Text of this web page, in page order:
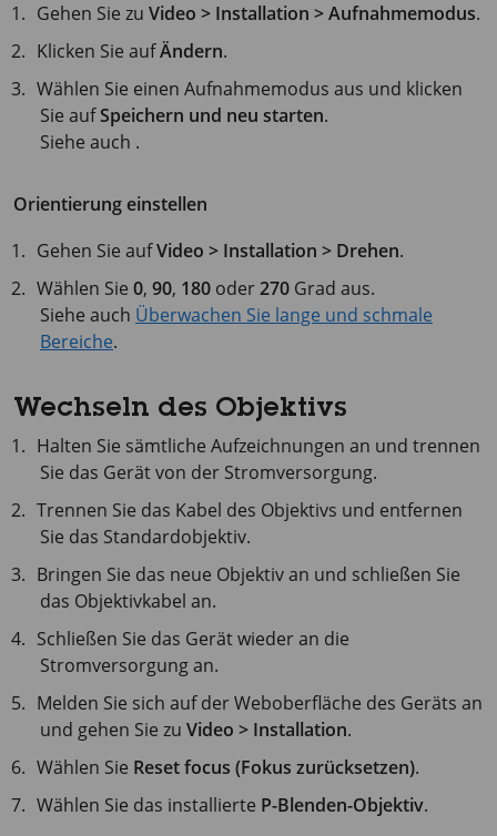
Gehen Sie zuVideo > Installation > Aufnahmemodus.
Klicken Sie aufÄndern.
Wählen Sie einen Aufnahmemodus aus und klicken
Sie aufSpeichern und neu starten.
Siehe auch .
Orientierung einstellen
Gehen Sie aufVideo > Installation > Drehen.
Wählen Sie0,90, 180 oder270 Grad aus.
Siehe auch Überwachen Sie lange und schmale
Bereiche.
Wechseln des Objektivs
Halten Sie sämtliche Aufzeichnungen an und trennen
Sie das Gerät von der Stromversorgung.
Trennen Sie das Kabel des Objektivs und entfernen
Sie das Standardobjektiv.
Bringen Sie das neue Objektiv an und schließen Sie
das Objektivkabel an.
Schließen Sie das Gerät wieder an die
Stromversorgung an.
Melden Sie sich auf der Weboberfläche des Geräts an
und gehen Sie zu Video > Installation.
Wählen Sie Reset focus (Fokus zurücksetzen).
Wählen Sie das installierte P-Blenden-Objektiv.